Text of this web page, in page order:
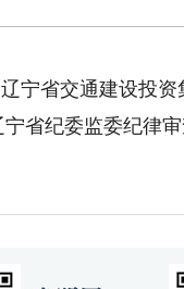
省交通建设投资
省纪委监委纪律审